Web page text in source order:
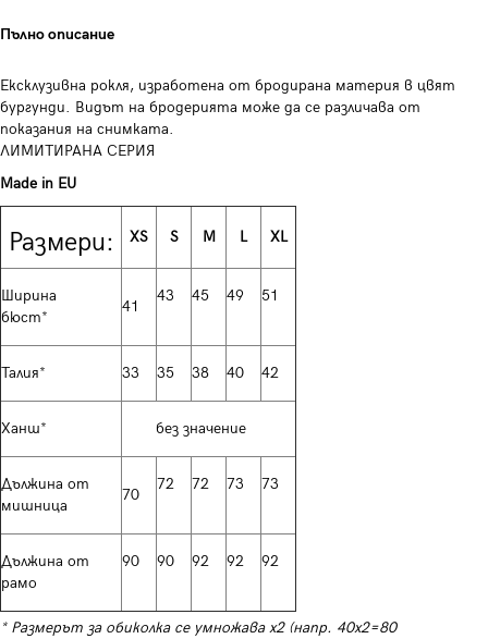
Пълно описание
Ексклузивна рокля, изработена от бродирана материя в цвят
бургунди. Видът на бродерията може да се различава от
показания на снимката.
ЛИМИТИРАНА СЕРИЯ
Made in EU
Размери: XS S M L XL
Ширина
бюст*
41
43 45 49 51
Талия* 33 35 38 40 42
Ханш* без значение
Дължина от
мишница
70
72 72 73 73
Дължина от
рамо
90 90 92 92 92
* Размерът за обиколка се умножава х2 (напр. 40х2=80